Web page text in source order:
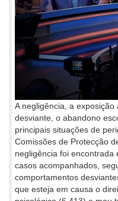
A negligência, a
desviante, o abandono
principais situações de
Comissões de Protecção
negligência foi
casos acompanhados,
comportamentos
que esteja em causa o